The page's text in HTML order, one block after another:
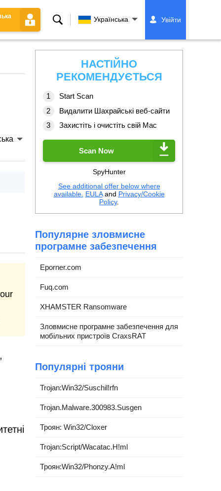
Пошук Українська Увійти
НАСТІЙНО
РЕКОМЕНДУЄТЬСЯ
Start Scan
Видалити Шахрайські веб-сайти
Захистіть і очистіть свій Mac
Scan Now
SpyHunter
See additional offer below where
available. EULAand Privacy/Cookie
Policy.
Популярне зловмисне
програмне забезпечення
Eporner.com
Fuq.com
XHAMSTER Ransomware
Зловмисне програмне забезпечення для
мобільних пристроїв CraxsRAT
Популярні трояни
Trojan:Win32/Suschil!rfn
Trojan.Malware.300983.Susgen
Троян: Win32/Cloxer
Trojan:Script/Wacatac.H!ml
Троян:Win32/Phonzy.A!ml